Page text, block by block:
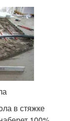
в стяжке